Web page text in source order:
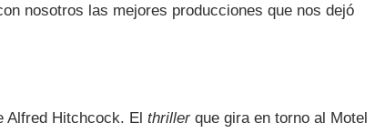
nosotros las mejores producciones que nos dejó
Alfred Hitchcock. El thriller que gira en torno al Motel